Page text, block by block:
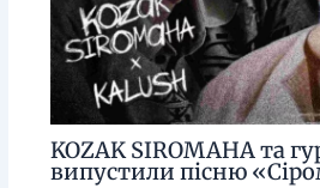
KOZAK SIROMAHA та
випустили пісню